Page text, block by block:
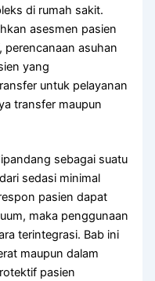
di rumah sakit.
asesmen pasien
asuhan
yang
untuk pelayanan
transfer maupun
sebagai suatu
sedasi minimal
pasien dapat
maka penggunaan
terintegrasi. Bab ini
maupun dalam
pasien